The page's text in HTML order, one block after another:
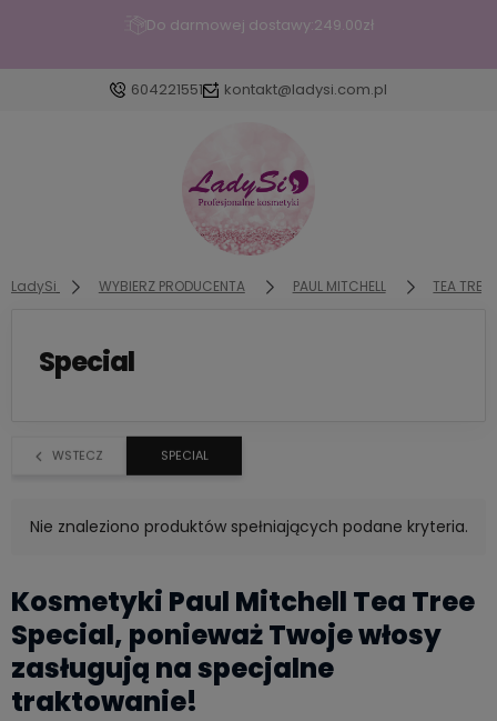
Do darmowej dostawy:249.00zł
604221551 kontakt@ladysi.com.pl
Zaloguj się
Załóż konto
Wybierz coś dla siebie z naszej aktualnej oferty lub
LadySi WYBIERZ PRODUCENTA PAUL MITCHELL TEA TREE
Special
WSTECZ SPECIAL
Nie znaleziono produktów spełniających podane kryteria.
Kosmetyki Paul Mitchell Tea Tree
Special, ponieważ Twoje włosy
zasługują na specjalne
traktowanie!